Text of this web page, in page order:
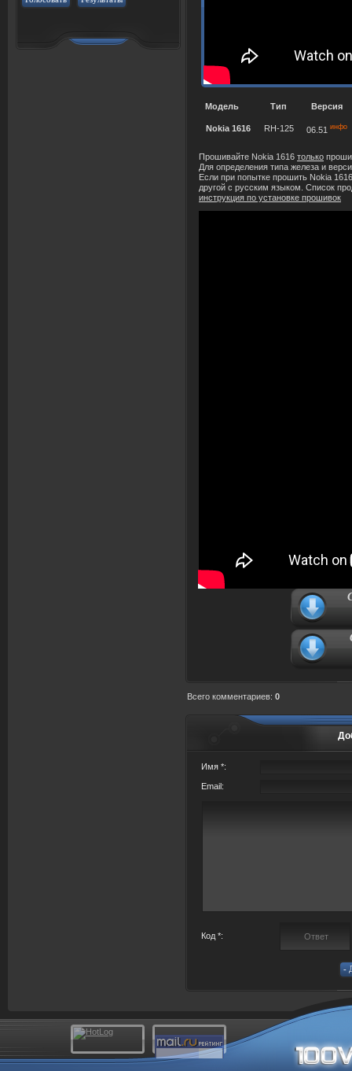
Модель Тип Версия
Nokia 1616 RH-125 06.51инфо
Прошивайте Nokia 1616 только
Для определения типа железа и
Если при попытке прошить Nokia
другой с русским языком. Список
инструкция по установке прошивок
Всего комментариев: 0
Имя *:
Email:
Код *: